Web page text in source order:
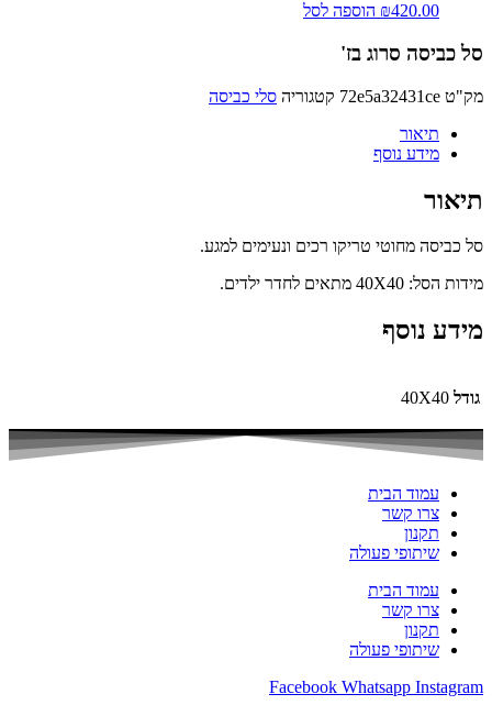
₪420.00 הוספה לסל
סל כביסה סרוג בז'
מק"ט 72e5a32431ce קטגוריה סלי כביסה
תיאור
מידע נוסף
תיאור
סל כביסה מחוטי טריקו רכים ונעימים למגע.
מידות הסל: 40X40 מתאים לחדר ילדים.
מידע נוסף
גודל 40X40
עמוד הבית
צרו קשר
תקנון
שיתופי פעולה
עמוד הבית
צרו קשר
תקנון
שיתופי פעולה
Facebook Whatsapp Instagram